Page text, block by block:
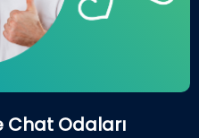
Chat Odaları